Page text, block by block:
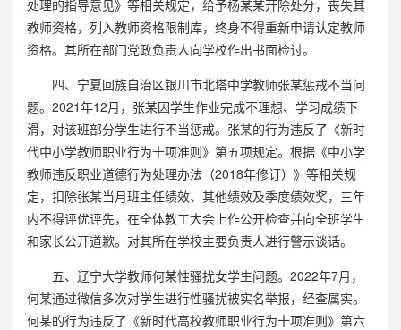
处理的指导意见》等相关规定，给予杨某某开除处分，丧失其
教师资格，列入教师资格限制库，终身不得重新申请认定教师
资格。其所在部门党政负责人向学校作出书面检讨。
四、宁夏回族自治区银川市北塔中学教师张某惩戒不当问
题。2021年12月，张某因学生作业完成不理想、学习成绩下
滑，对该班部分学生进行不当惩戒。张某的行为违反了《新时
代中小学教师职业行为十项准则》第五项规定。根据《中小学
教师违反职业道德行为处理办法（2018年修订）》等相关规
定，扣除张某当月班主任绩效、其他绩效及季度绩效奖，三年
内不得评优评先，在全体教工大会上作公开检查并向全班学生
和家长公开道歉。对其所在学校主要负责人进行警示谈话。
五、辽宁大学教师何某性骚扰女学生问题。2022年7月，
何某通过微信多次对学生进行性骚扰被实名举报，经查属实。
何某的行为违反了《新时代高校教师职业行为十项准则》第六